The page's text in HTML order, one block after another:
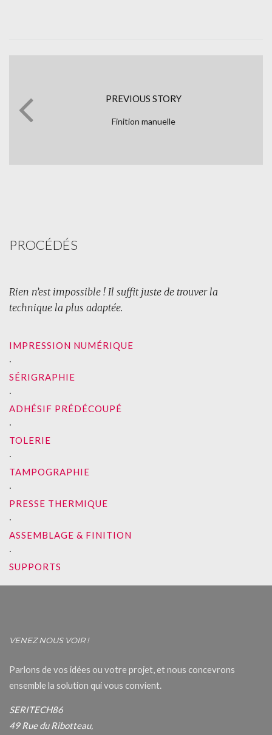
PREVIOUS STORY
Finition manuelle
PROCÉDÉS
Rien n’est impossible ! Il suffit juste de trouver la
technique la plus adaptée.
IMPRESSION NUMÉRIQUE
∙
SÉRIGRAPHIE
∙
ADHÉSIF PRÉDÉCOUPÉ
∙
TOLERIE
∙
TAMPOGRAPHIE
∙
PRESSE THERMIQUE
∙
ASSEMBLAGE & FINITION
∙
SUPPORTS
VENEZ NOUS VOIR !
Parlons de vos idées ou votre projet, et nous concevrons
ensemble la solution qui vous convient.
SERITECH86
49 Rue du Ribotteau,